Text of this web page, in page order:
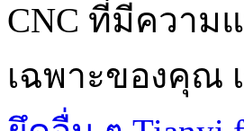
CNC ที่มีความ
เฉพาะของคุณ